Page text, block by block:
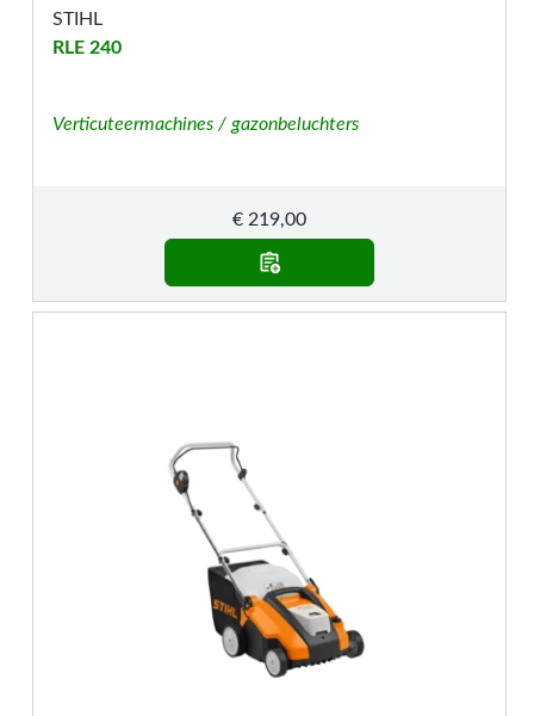
STIHL
RLE 240
Verticuteermachines / gazonbeluchters
€ 219,00